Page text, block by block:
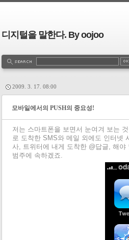
디지털을 말한다. By oojoo
2009. 3. 17. 08:00
모바일에서의 PUSH의 중요성!
저는 스마트폰을 보면서 눈여겨 보는
로 도착한 SMS와 메일 외에도 인터넷
사, 트위터에 내게 도착한 @답글, 해
범주에 속하겠죠.